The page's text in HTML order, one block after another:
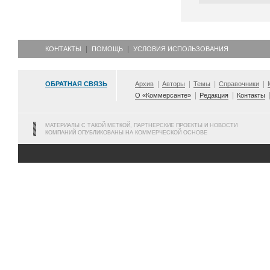
КОНТАКТЫ ПОМОЩЬ УСЛОВИЯ ИСПОЛЬЗОВАНИЯ
ОБРАТНАЯ СВЯЗЬ Архив Авторы Темы Справочники
О «Коммерсанте»
Редакция Контакты
МАТЕРИАЛЫ С ТАКОЙ МЕТКОЙ, ПАРТНЕРСКИЕ ПРОЕКТЫ И НОВОСТИ
КОМПАНИЙ ОПУБЛИКОВАНЫ НА КОММЕРЧЕСКОЙ ОСНОВЕ